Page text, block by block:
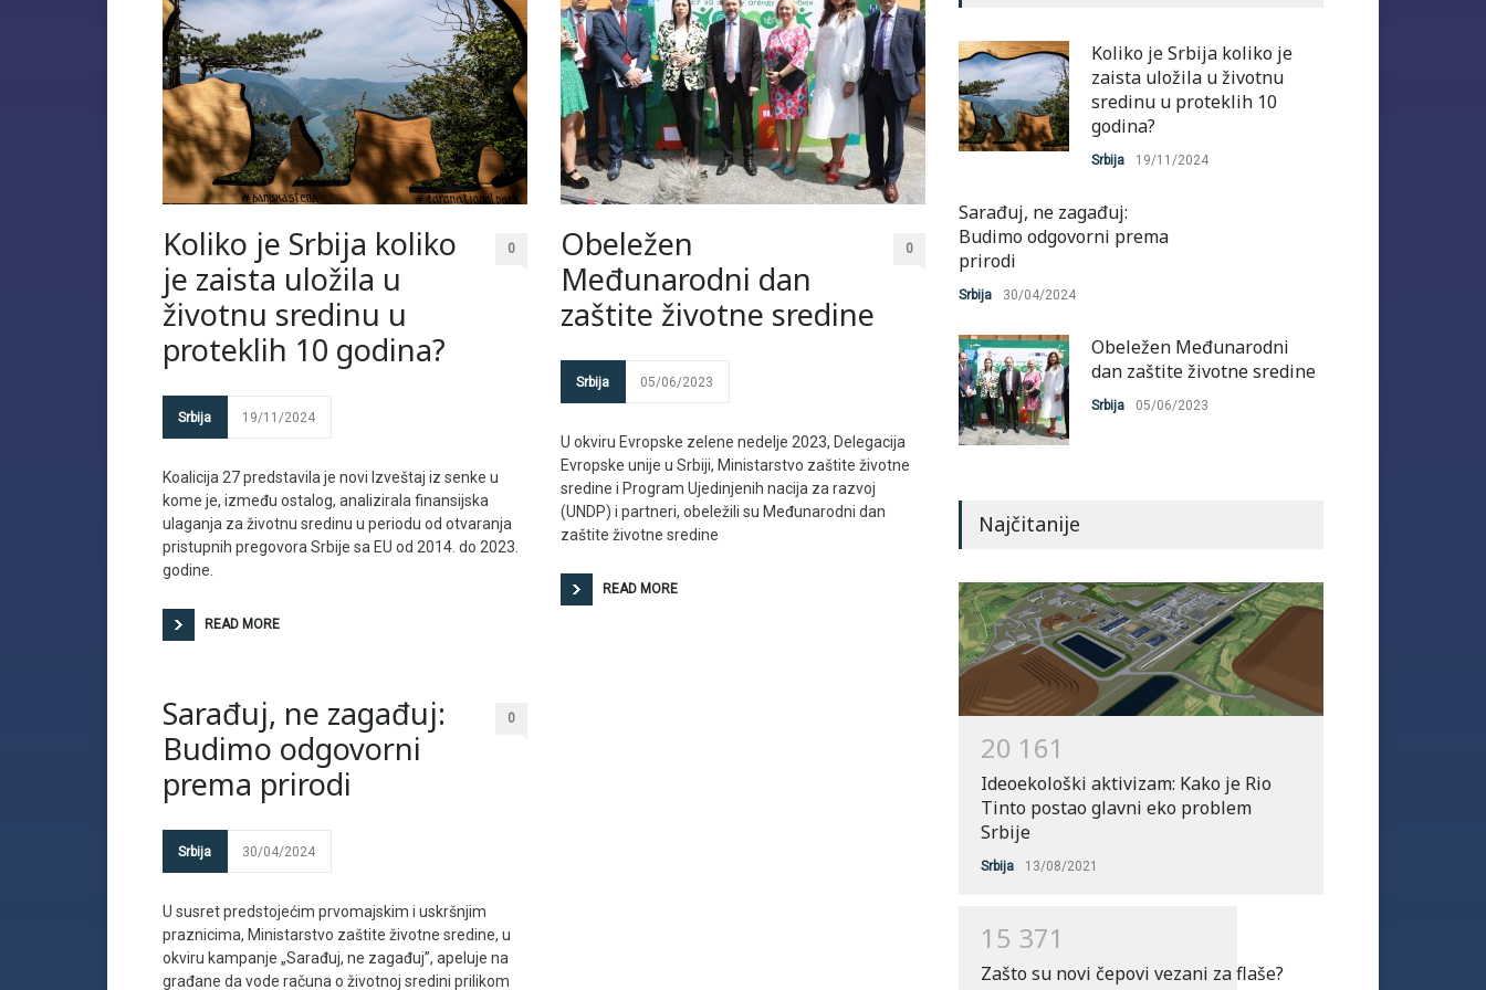
Koliko je Srbija koliko
je zaista uložila u
životnu sredinu u
proteklih 10 godina?
0
Srbija 19/11/2024
Koalicija 27 predstavila je novi Izveštaj iz senke u
kome je, između ostalog, analizirala finansijska
ulaganja za životnu sredinu u periodu od otvaranja
pristupnih pregovora Srbije sa EU od 2014. do 2023.
godine.
READ MORE
Sarađuj, ne zagađuj:
Budimo odgovorni
prema prirodi
0
Srbija 30/04/2024
U susret predstojećim prvomajskim i uskršnjim
praznicima, Ministarstvo zaštite životne sredine, u
okviru kampanje „Sarađuj, ne zagađuj”, apeluje na
građane da vode računa o životnoj sredini prilikom
Obeležen
Međunarodni dan
zaštite životne sredine
0
Srbija 05/06/2023
U okviru Evropske zelene nedelje 2023, Delegacija
Evropske unije u Srbiji, Ministarstvo zaštite životne
sredine i Program Ujedinjenih nacija za razvoj
(UNDP) i partneri, obeležili su Međunarodni dan
zaštite životne sredine
READ MORE
Koliko je Srbija koliko je
zaista uložila u životnu
sredinu u proteklih 10
godina?
Srbija 19/11/2024
Sarađuj, ne zagađuj:
Budimo odgovorni prema
prirodi
Srbija 30/04/2024
Obeležen Međunarodni
dan zaštite životne sredine
Srbija 05/06/2023
Najčitanije
20 1 61
Ideoekološki aktivizam: Kako je Rio
Tinto postao glavni eko problem
Srbije
Srbija 13/08/2021
1 5 371
Zašto su novi čepovi vezani za flaše?